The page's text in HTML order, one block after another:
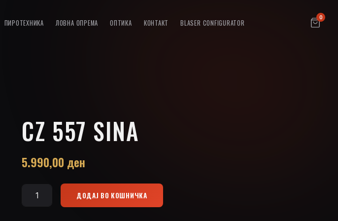
ПИРОТЕХНИКА ЛОВНА ОПРЕМА ОПТИКА КОНТАКТ BLASER CONFIGURATOR
0
CZ 557 SINA
5.990,00 ден
ДОДАЈ ВО КОШНИЧКА